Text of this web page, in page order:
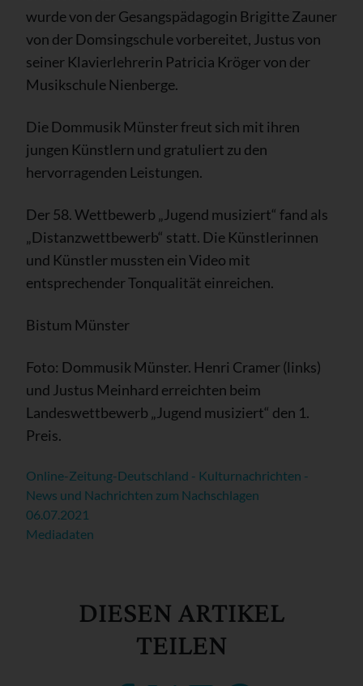
wurde von der Gesangspädagogin Brigitte Zauner
von der Domsingschule vorbereitet, Justus von
seiner Klavierlehrerin Patricia Kröger von der
Musikschule Nienberge.
Die Dommusik Münster freut sich mit ihren
jungen Künstlern und gratuliert zu den
hervorragenden Leistungen.
Der 58. Wettbewerb „Jugend musiziert“ fand als
„Distanzwettbewerb“ statt. Die Künstlerinnen
und Künstler mussten ein Video mit
entsprechender Tonqualität einreichen.
Bistum Münster
Foto: Dommusik Münster. Henri Cramer (links)
und Justus Meinhard erreichten beim
Landeswettbewerb „Jugend musiziert“ den 1.
Preis.
Online-Zeitung-Deutschland - Kulturnachrichten -
News und Nachrichten zum Nachschlagen
06.07.2021
Mediadaten
DIESEN ARTIKEL
TEILEN